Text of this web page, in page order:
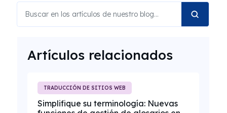
Artículos relacionados
TRADUCCIÓN DE SITIOS WEB
Simplifique su terminología: Nuevas